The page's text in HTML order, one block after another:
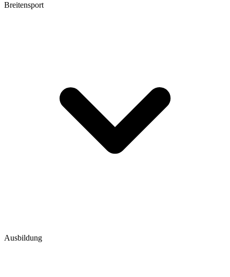
Breitensport
Ausbildung